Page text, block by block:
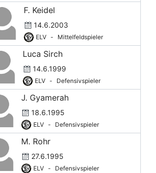
F. Keidel
14.6.2003
ELV - Mittelfeldspieler
Luca Sirch
14.6.1999
ELV - Defensivspieler
J. Gyamerah
18.6.1995
ELV - Defensivspieler
M. Rohr
27.6.1995
ELV - Defensivspieler